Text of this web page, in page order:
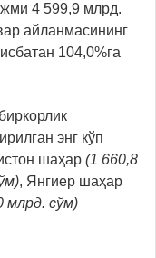
4 599,9 млрд.
айланмасининг
104,0%га
энг кўп
шаҳар (1 660,8
, Янгиер шаҳар
млрд. сўм)